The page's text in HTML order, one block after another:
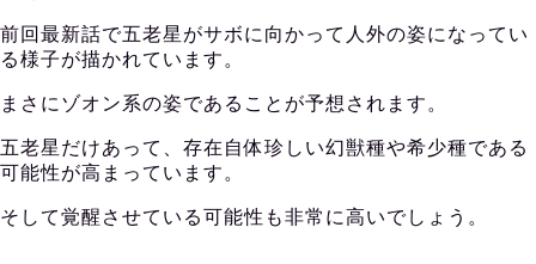
前回最新話で五老星がサボに向かって人外の姿になってい
る様子が描かれています。
まさにゾオン系の姿であることが予想されます。
五老星だけあって、存在自体珍しい幻獣種や希少種である
可能性が高まっています。
そして覚醒させている可能性も非常に高いでしょう。